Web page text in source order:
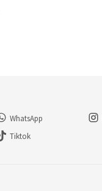
WhatsApp
Tiktok